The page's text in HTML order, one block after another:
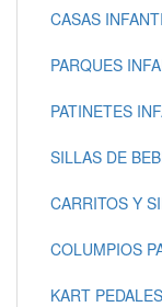
CASAS
PARQUES
PATINETES
SILLAS DE
CARRITOS Y
COLUMPIOS
KART